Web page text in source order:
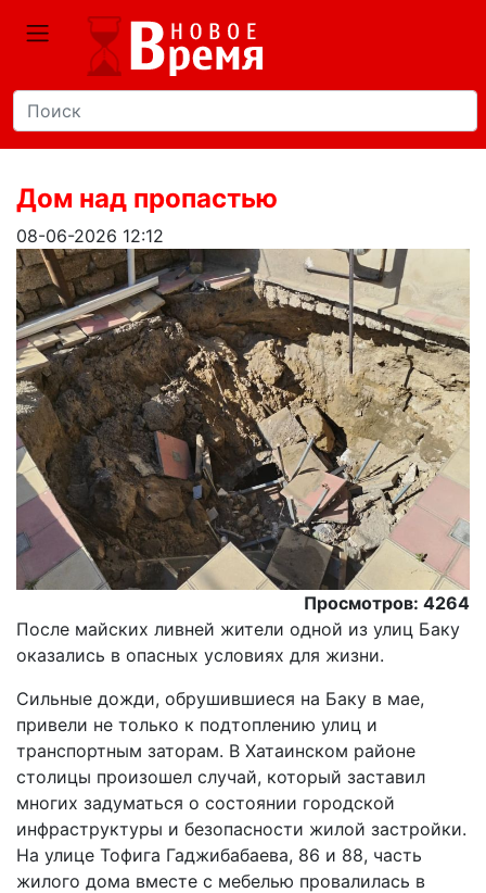
Дом над пропастью
08-06-2026 12:12
Просмотров: 4264
После майских ливней жители одной из улиц Баку
оказались в опасных условиях для жизни.
Сильные дожди, обрушившиеся на Баку в мае,
привели не только к подтоплению улиц и
транспортным заторам. В Хатаинском районе
столицы произошел случай, который заставил
многих задуматься о состоянии городской
инфраструктуры и безопасности жилой застройки.
На улице Тофига Гаджибабаева, 86 и 88, часть
жилого дома вместе с мебелью провалилась в